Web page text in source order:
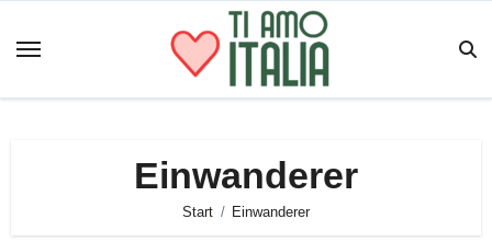
Inhalt
Einwanderer
Start Einwanderer